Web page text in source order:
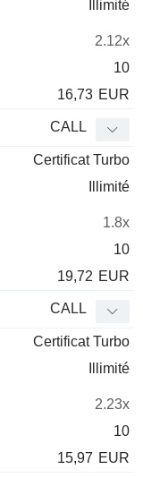
Illimité
2.12x
10
16,73 EUR
CALL
Certificat Turbo
Illimité
1.8x
10
19,72 EUR
CALL
Certificat Turbo
Illimité
2.23x
10
15,97 EUR